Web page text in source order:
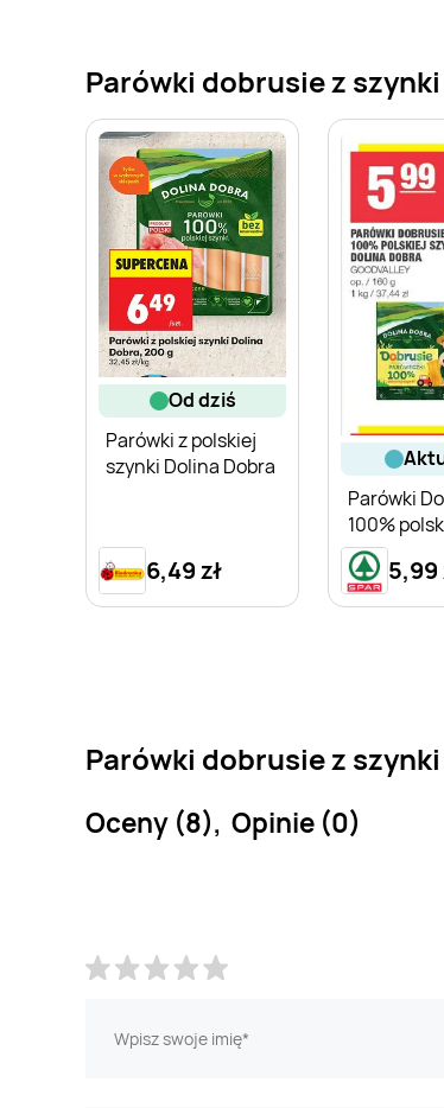
Parówki dobrusie z
od dziś
Parówki z polskiej
szynki Dolina Dobra
6,49 zł
Parówki
100%
Dolina
5,99
Parówki dobrusie z
Oceny (8), Opinie (0)